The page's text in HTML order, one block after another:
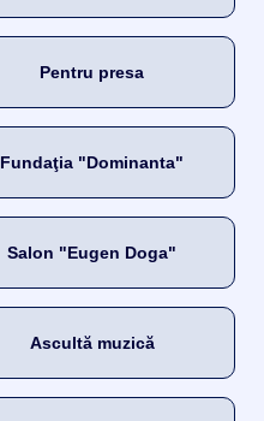
Pentru presa
Fundaţia "Dominanta"
Salon "Eugen Doga"
Ascultă muzică